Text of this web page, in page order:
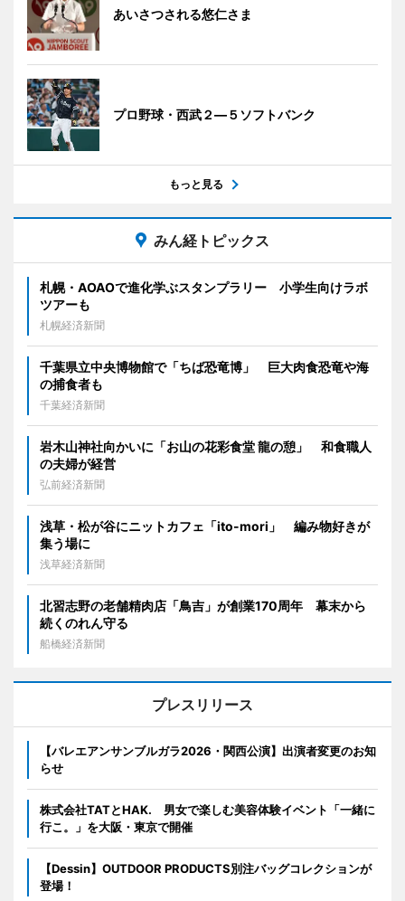
あいさつされる悠仁さま
プロ野球・西武２―５ソフトバンク
もっと見る
みん経トピックス
札幌・AOAOで進化学ぶスタンプラリー 小学生向けラボ
ツアーも
札幌経済新聞
千葉県立中央博物館で「ちば恐竜博」 巨大肉食恐竜や海
の捕食者も
千葉経済新聞
岩木山神社向かいに「お山の花彩食堂 龍の憩」 和食職人
の夫婦が経営
弘前経済新聞
浅草・松が谷にニットカフェ「ito-mori」 編み物好きが
集う場に
浅草経済新聞
北習志野の老舗精肉店「鳥吉」が創業170周年 幕末から
続くのれん守る
船橋経済新聞
プレスリリース
【バレエアンサンブルガラ2026・関西公演】出演者変更のお知
らせ
株式会社TATとHAK. 男女で楽しむ美容体験イベント「一緒に
行こ。」を大阪・東京で開催
【Dessin】OUTDOOR PRODUCTS別注バッグコレクションが
登場！